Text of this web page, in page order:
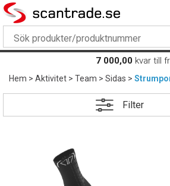
7 000,00 kvar till
Hem>Aktivitet>Team>Sidas>
Filter